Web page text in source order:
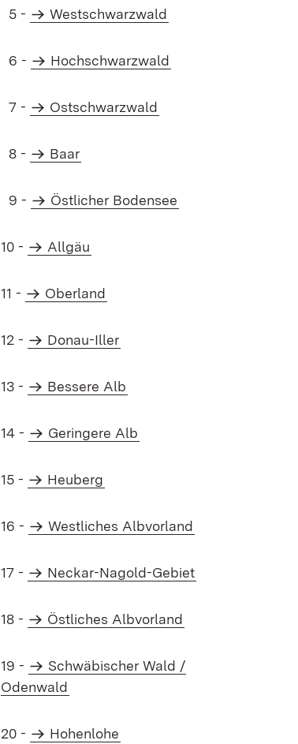
5 - Westschwarzwald
6 - Hochschwarzwald
7 - Ostschwarzwald
8 - Baar
9 - Östlicher Bodensee
10 - Allgäu
11 - Oberland
12 - Donau-Iller
13 - Bessere Alb
14 - Geringere Alb
15 - Heuberg
16 - Westliches Albvorland
17 - Neckar-Nagold-Gebiet
18 - Östliches Albvorland
19 -
Schwäbischer Wald /
Odenwald
20 - Hohenlohe